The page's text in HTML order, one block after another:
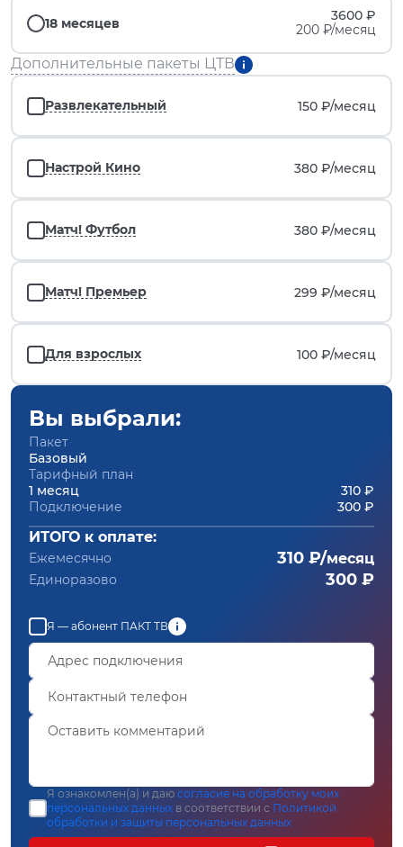
18 месяцев
3600 ₽
200 ₽/месяц
Дополнительные пакеты ЦТВ
Развлекательный 150 ₽/месяц
Настрой Кино 380 ₽/месяц
Матч! Футбол 380 ₽/месяц
Матч! Премьер 299 ₽/месяц
Для взрослых 100 ₽/месяц
Вы выбрали:
Пакет
Базовый
Тарифный план
1 месяц
310 ₽
Подключение
300 ₽
ИТОГО к оплате:
Ежемесячно 310 ₽/месяц
Единоразово 300 ₽
Я — абонент ПАКТ ТВ
Я ознакомлен(а) и даю согласие на обработку моих
персональных данных в соответствии с Политикой
обработки и защиты персональных данных